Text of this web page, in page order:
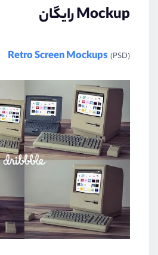
Mockup رایگان
Retro Screen Mockups (PSD)